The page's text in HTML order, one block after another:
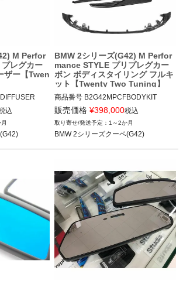
M Perfor
レグカー
ザー【Twen
M PERF
FIBRE R
込
BMW 2シリーズ(G42) M Perfor
mance STYLE プリプレグカー
ボン ボディスタイリング フルキ
ット【Twenty Two Tuning】
商品番号 B2G42MPCFBODYKIT
B2G42MPCFBODYKIT
12TTT"BMW 2 SERIES (G42) M PERF
ORMANCE STYLE CARBON FIBRE B
ODY KIT"
BMW 2シリーズクーペ(G42) 22-
販売価格 ¥398,000税込
1～2か月
BMW 2シリーズクーペ(G42)